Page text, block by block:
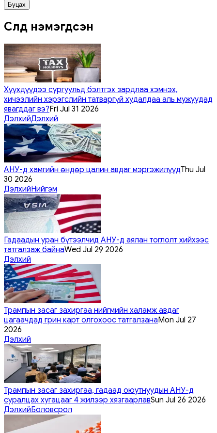
Буцах
Сүүлд нэмэгдсэн
Хүүхдүүдээ сургуульд бэлтгэх зардлаа хэмнэх,
хичээлийн хэрэгслийн татваргүй худалдаа аль мужуудад
явагддаг вэ?Fri Jul 31 2026
ДэлхийДэлхий
АНУ-д хамгийн өндөр цалин авдаг мэргэжилүүдThu Jul
30 2026
ДэлхийНийгэм
Гадаадын уран бүтээлчид АНУ-д аялан тоглолт хийхээс
татгалзаж байнаWed Jul 29 2026
Дэлхий
Трампын засаг захиргаа нийгмийн халамж авдаг
цагаачдад грин карт олгохоос татгалзанаMon Jul 27
2026
Дэлхий
Трампын засаг захиргаа, гадаад оюутнуудын АНУ-д
суралцах хугацааг 4 жилээр хязгаарлавSun Jul 26 2026
ДэлхийБоловсрол